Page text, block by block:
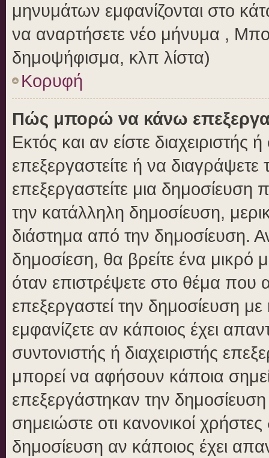
μηνυμάτων εμφανίζονται στο
να αναρτήσετε νέο μήνυμα ,
δημοψήφισμα, κλπ λίστα)
Κορυφή
Πώς μπορώ να κάνω
Εκτός και αν είστε διαχειριστής
επεξεργαστείτε ή να
επεξεργαστείτε μια δημοσίευση
την κατάλληλη δημοσίευση,
διάστημα από την δημοσίευση.
δημοσίεση, θα βρείτε ένα
όταν επιστρέψετε στο θέμα που
επεξεργαστεί την δημοσίευση
εμφανίζετε αν κάποιος έχει
συντονιστής ή διαχειριστής
μπορεί να αφήσουν κάποια
επεξεργάστηκαν την
σημειώστε οτι κανονικοί
δημοσίευση αν κάποιος έχει